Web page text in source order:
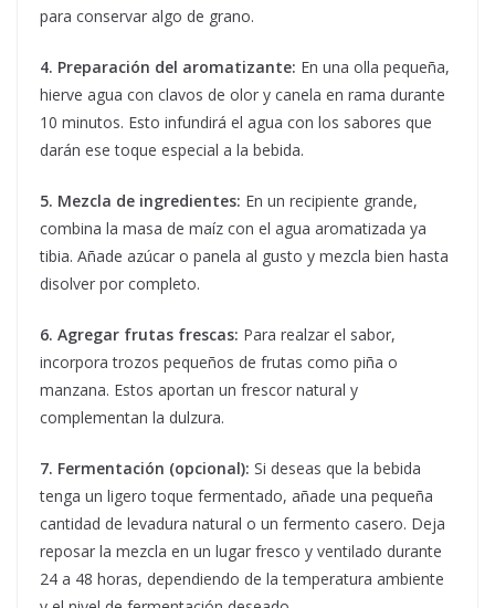
para conservar algo de grano.
4. Preparación del aromatizante: En una olla pequeña,
hierve agua con clavos de olor y canela en rama durante
10 minutos. Esto infundirá el agua con los sabores que
darán ese toque especial a la bebida.
5. Mezcla de ingredientes: En un recipiente grande,
combina la masa de maíz con el agua aromatizada ya
tibia. Añade azúcar o panela al gusto y mezcla bien hasta
disolver por completo.
6. Agregar frutas frescas: Para realzar el sabor,
incorpora trozos pequeños de frutas como piña o
manzana. Estos aportan un frescor natural y
complementan la dulzura.
7. Fermentación (opcional): Si deseas que la bebida
tenga un ligero toque fermentado, añade una pequeña
cantidad de levadura natural o un fermento casero. Deja
reposar la mezcla en un lugar fresco y ventilado durante
24 a 48 horas, dependiendo de la temperatura ambiente